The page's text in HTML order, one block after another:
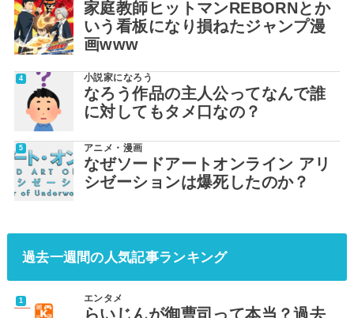
家庭教師ヒットマンREBORNとか
いう看板になり損ねたジャンプ漫
画www
小説家になろう
なろう作品の主人公ってなんで誰
に対してもタメ口なの？
アニメ・漫画
なぜソードアートオンライン アリ
シゼーションは爆死したのか？
過去一週間の人気記事ランキング
エンタメ
らいじんが御曹司って本当？過去